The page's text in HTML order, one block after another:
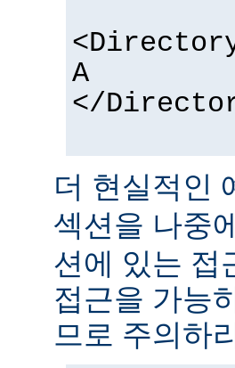
A
</
더 현실적인
섹션을 나중
션에 있는 접
접근을 가능
므로 주의하